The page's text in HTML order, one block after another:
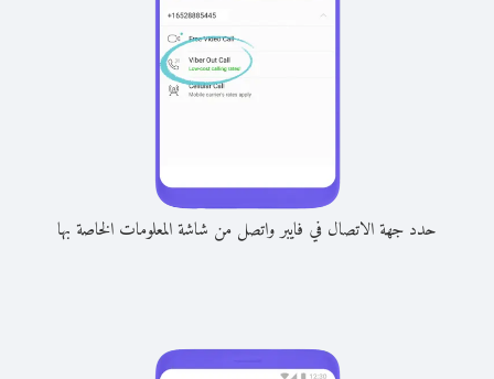
حدد جهة الاتصال في فايبر واتصل من شاشة المعلومات الخاصة بها